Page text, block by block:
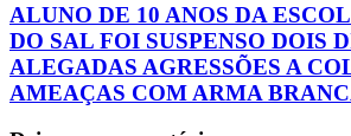
ALUNO DE 10 ANOS DA
DO SAL FOI SUSPENSO DOIS
ALEGADAS AGRESSÕES A
AMEAÇAS COM ARMA